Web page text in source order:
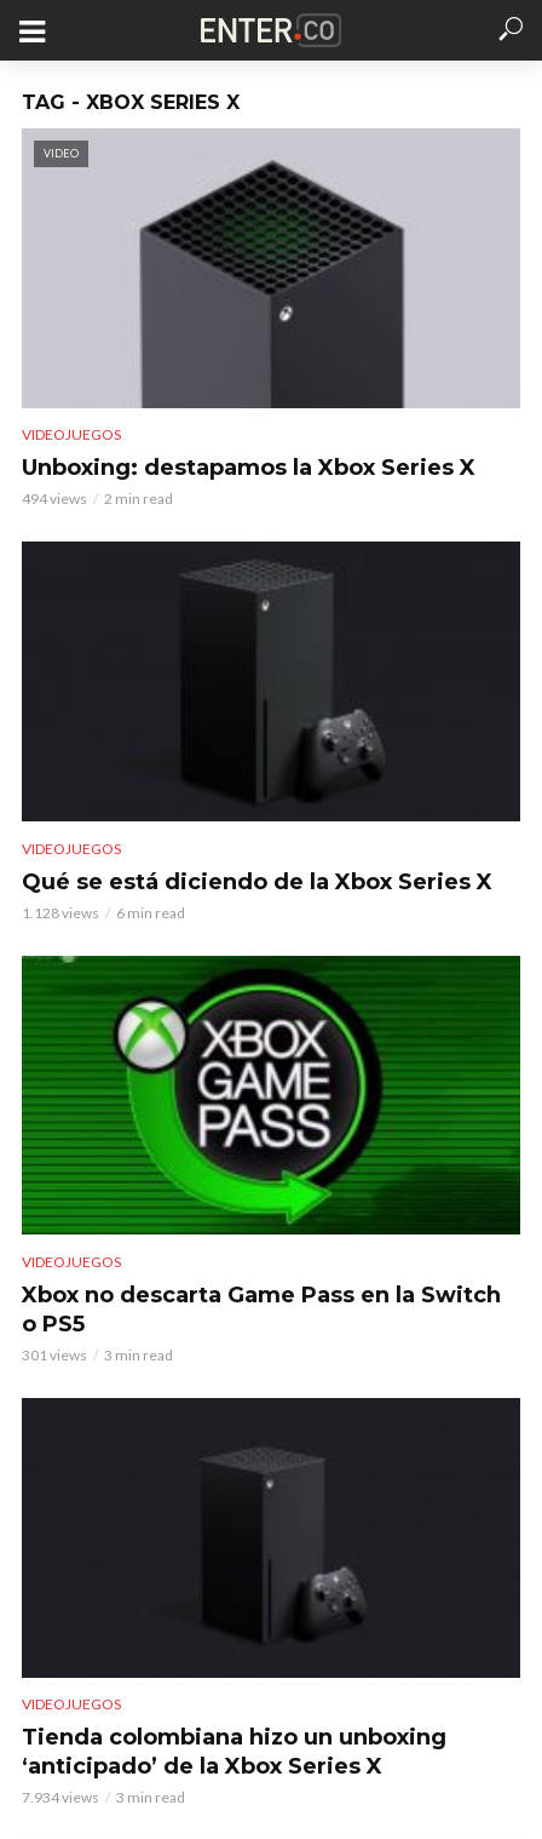
TAG - XBOX SERIES X
VIDEO
VIDEOJUEGOS
Unboxing: destapamos la Xbox Series X
494 views 2 min read
VIDEOJUEGOS
Qué se está diciendo de la Xbox Series X
1.128 views 6 min read
VIDEOJUEGOS
Xbox no descarta Game Pass en la Switch
o PS5
301 views 3 min read
VIDEOJUEGOS
Tienda colombiana hizo un unboxing
‘anticipado’ de la Xbox Series X
7.934 views 3 min read